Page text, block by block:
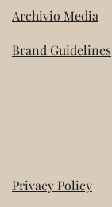
Archivio Media
Brand Guidelines
Privacy Policy